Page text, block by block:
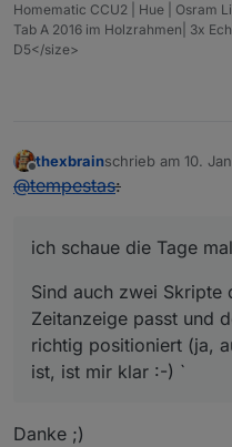
Homematic CCU2 | Hue | Osram
Tab A 2016 im Holzrahmen| 3x
D5</size>
Offline
thexbrainschrieb am 10.
zuletzt editiert von
@tempestas:
ich schaue die Tage
Sind auch zwei Skripte
Zeitanzeige passt und
richtig positioniert (ja,
ist, ist mir klar :-) `
Danke ;)